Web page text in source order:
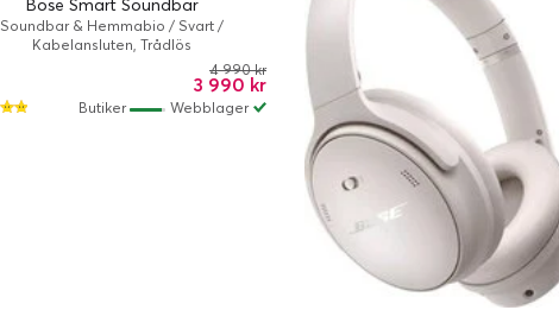
Bose Smart Soundbar
Soundbar & Hemmabio / Svart /
Kabelansluten, Trådlös
3 990 kr
4 990 kr
Webblager
Butiker